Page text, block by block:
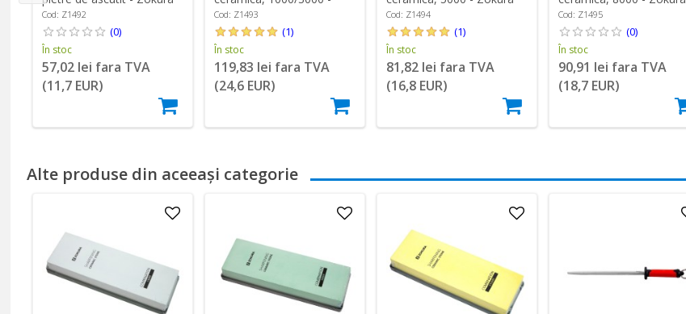
Cod: Z1492
(0)
În stoc
57,02 lei fara TVA
(11,7 EUR)
Zokura
Cod: Z1493
(1)
În stoc
119,83 lei fara TVA
(24,6 EUR)
Cod: Z1494
(1)
În stoc
81,82 lei fara TVA
(16,8 EUR)
Cod: Z1495
(0)
În stoc
90,91 lei fara TVA
(18,7 EUR)
Alte produse din aceeași categorie